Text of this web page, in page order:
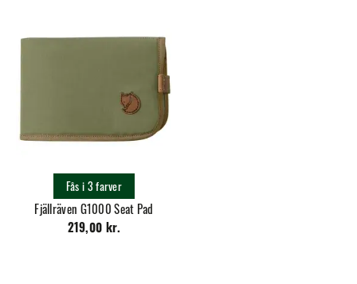
Fjällräven G1000 Seat Pad
219,00 kr.
Fås i 3 farver